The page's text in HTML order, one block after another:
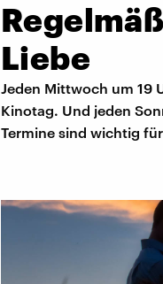
Liebe
Jeden Mittwoch um 19
Kinotag. Und jeden
Termine sind wichtig